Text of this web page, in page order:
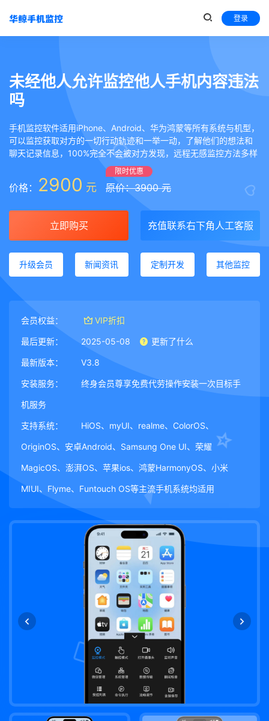
登录
未经他人允许监控他人手机内容违法
吗
手机监控软件适用iPhone、Android、华为鸿蒙等所有系统与机型，
可以监控获取对方的一切行动轨迹和一举一动，了解他们的想法和
聊天记录信息，100%完全不会被对方发现，远程无感监控方法多样
价格： 2900 元
限时优惠
原价：3900 元
立即购买 充值联系右下角人工客服
升级会员 新闻资讯 定制开发 其他监控
会员权益： VIP折扣
最后更新： 2025-05-08 更新了什么
最新版本： V3.8
安装服务： 终身会员尊享免费代劳操作安装一次目标手
机服务
支持系统： HiOS、myUI、realme、ColorOS、
OriginOS、安卓Android、Samsung One UI、荣耀
MagicOS、澎湃OS、苹果ios、鸿蒙HarmonyOS、小米
MIUI、Flyme、Funtouch OS等主流手机系统均适用